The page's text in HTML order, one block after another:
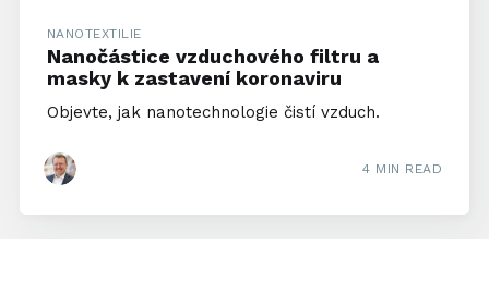
NANOTEXTILIE
Nanočástice vzduchového filtru a
masky k zastavení koronaviru
Objevte, jak nanotechnologie čistí vzduch.
4 MIN READ